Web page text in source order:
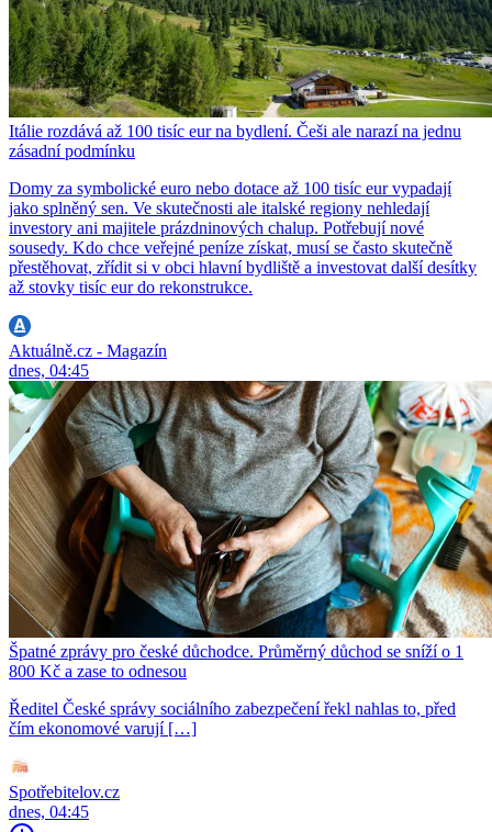
Itálie rozdává až 100 tisíc eur na bydlení. Češi ale narazí na jednu
zásadní podmínku
Domy za symbolické euro nebo dotace až 100 tisíc eur vypadají
jako splněný sen. Ve skutečnosti ale italské regiony nehledají
investory ani majitele prázdninových chalup. Potřebují nové
sousedy. Kdo chce veřejné peníze získat, musí se často skutečně
přestěhovat, zřídit si v obci hlavní bydliště a investovat další desítky
až stovky tisíc eur do rekonstrukce.
Aktuálně.cz - Magazín
dnes, 04:45
Špatné zprávy pro české důchodce. Průměrný důchod se sníží o 1
800 Kč a zase to odnesou
Ředitel České správy sociálního zabezpečení řekl nahlas to, před
čím ekonomové varují […]
Spotřebitelov.cz
dnes, 04:45